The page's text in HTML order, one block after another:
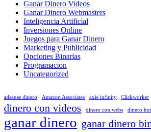
Ganar Dinero Videos
Ganar Dinero Webmasters
Inteligencia Artificial
Inversiones Online
Juegos para Ganar Dinero
Marketing y Publicidad
Opciones Binarias
Programacion
Uncategorized
adsense dinero Amazon Associates axie infinity Clickworker
dinero con videos dinero con webs dinero
ganar dinero ganar dinero